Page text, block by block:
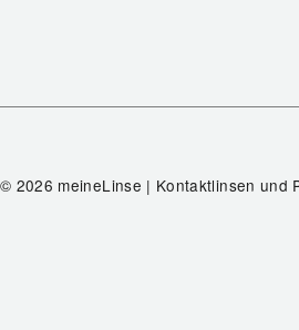
© 2026 meineLinse | Kontaktlinsen und